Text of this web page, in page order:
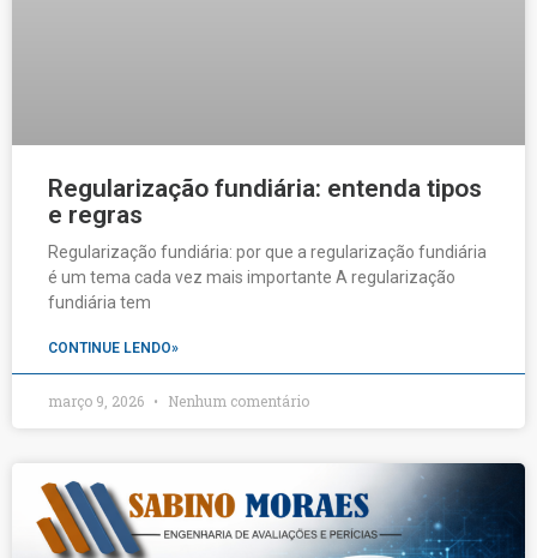
Regularização fundiária: entenda tipos
e regras
Regularização fundiária: por que a regularização fundiária
é um tema cada vez mais importante A regularização
fundiária tem
CONTINUE LENDO»
março 9, 2026 Nenhum comentário